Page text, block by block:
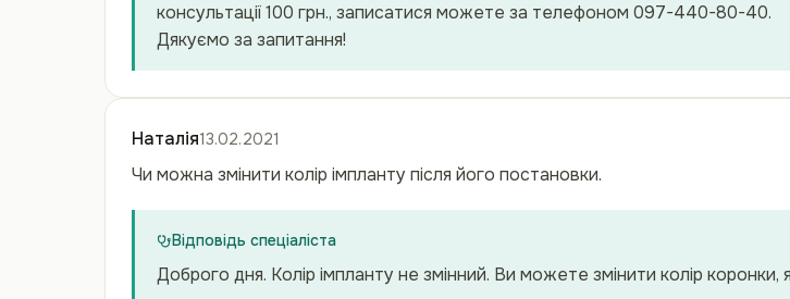
консультації 100 грн., записатися можете за телефоном 097-440-80-40.
Дякуємо за запитання!
Наталія13.02.2021
Чи можна змінити колір імпланту після його постановки.
Відповідь спеціаліста
Доброго дня. Колір імпланту не змінний. Ви можете змінити колір коронки,